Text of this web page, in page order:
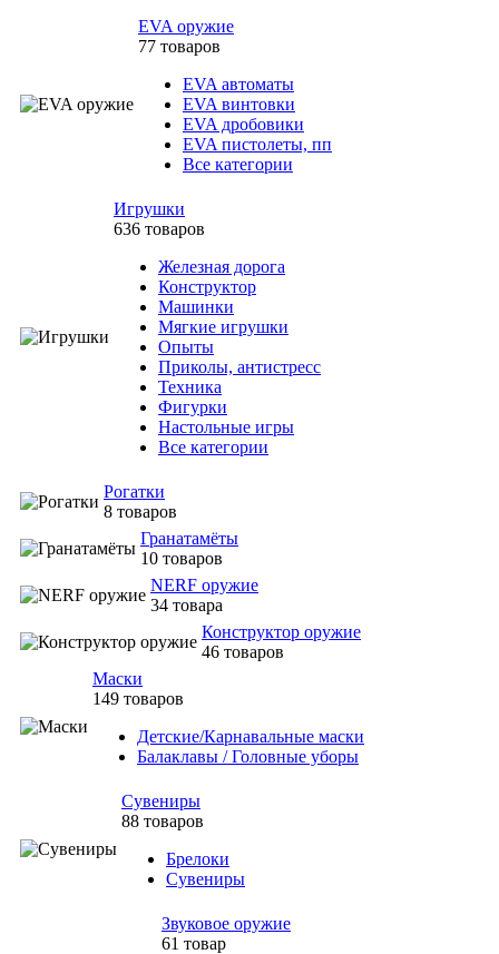
EVA оружие
77 товаров
EVA автоматы
EVA винтовки
EVA дробовики
EVA пистолеты, пп
Все категории
Игрушки
636 товаров
Железная дорога
Конструктор
Машинки
Мягкие игрушки
Опыты
Приколы, антистресс
Техника
Фигурки
Настольные игры
Все категории
Рогатки
8 товаров
Гранатамёты
10 товаров
NERF оружие
34 товара
Конструктор оружие
46 товаров
Маски
149 товаров
Детские/Карнавальные маски
Балаклавы / Головные уборы
Сувениры
88 товаров
Брелоки
Сувениры
Звуковое оружие
61 товар